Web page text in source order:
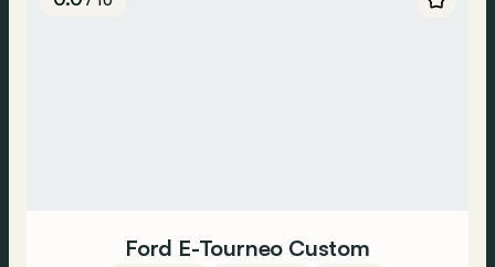
Ford E-Tourneo Custom